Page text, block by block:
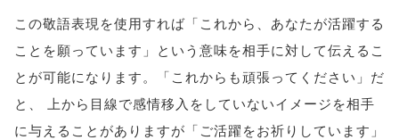
この敬語表現を使用すれば「これから、あなたが活躍する
ことを願っています」という意味を相手に対して伝えるこ
とが可能になります。「これからも頑張ってください」だ
と、 上から目線で感情移入をしていないイメージを相手
に与えることがありますが「ご活躍をお祈りしています」